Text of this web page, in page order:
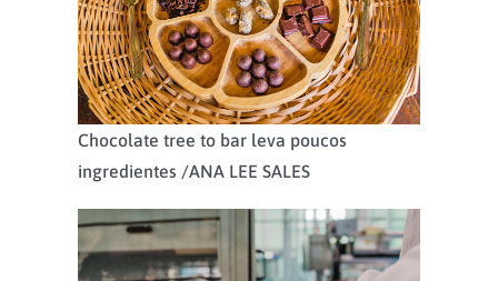
Chocolate tree to bar leva poucos
ingredientes /ANA LEE SALES